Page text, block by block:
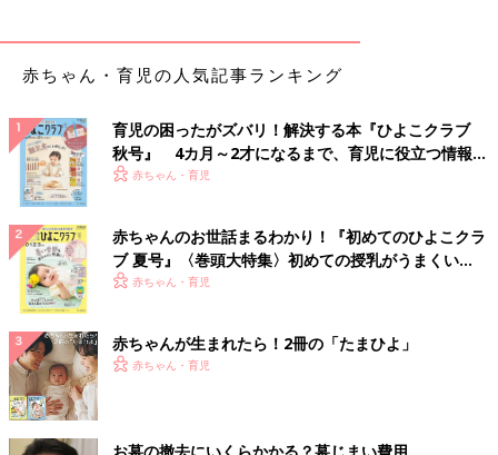
赤ちゃん・育児の人気記事ランキング
育児の困ったがズバリ！解決する本『ひよこクラブ
秋号』 4カ月～2才になるまで、育児に役立つ情報が
いっぱい！
赤ちゃん・育児
赤ちゃんのお世話まるわかり！『初めてのひよこクラ
ブ 夏号』〈巻頭大特集〉初めての授乳がうまくい
く！ おっぱい・ミルクの基本と夏のトラブル 解決テ
赤ちゃん・育児
赤ちゃんが生まれたら！2冊の「たまひよ」
赤ちゃん・育児
お墓の撤去にいくらかかる？墓じまい費用